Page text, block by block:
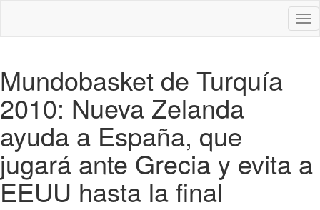
Mundobasket de Turquía
2010: Nueva Zelanda
ayuda a España, que
jugará ante Grecia y evita a
EEUU hasta la final